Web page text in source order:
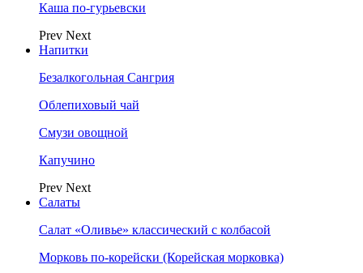
Каша по-гурьевски
Prev Next
Напитки
Безалкогольная Сангрия
Облепиховый чай
Смузи овощной
Капучино
Prev Next
Салаты
Салат «Оливье» классический с колбасой
Морковь по-корейски (Корейская морковка)